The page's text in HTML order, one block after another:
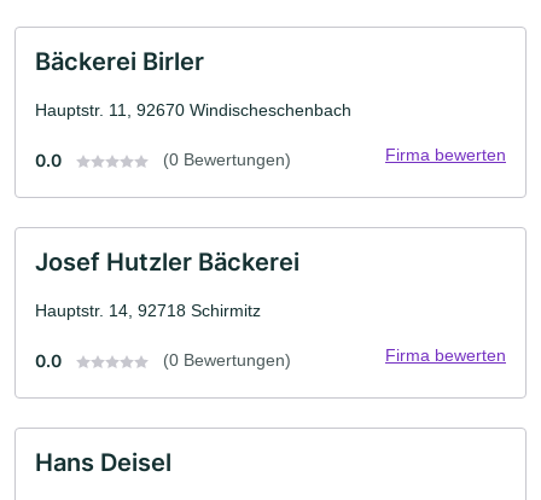
Bäckerei Birler
Hauptstr. 11, 92670 Windischeschenbach
0.0 (0 Bewertungen) Firma bewerten
Josef Hutzler Bäckerei
Hauptstr. 14, 92718 Schirmitz
0.0 (0 Bewertungen) Firma bewerten
Hans Deisel